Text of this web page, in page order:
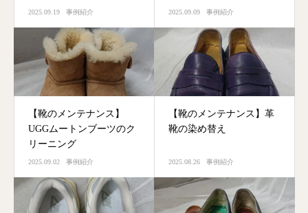
2025.09.19 事例紹介 2025.09.09 事例紹介
【靴のメンテナンス】
UGGムートンブーツのク
リーニング
2025.09.02 事例紹介
【靴のメンテナンス】革
靴の染め替え
2025.08.26 事例紹介